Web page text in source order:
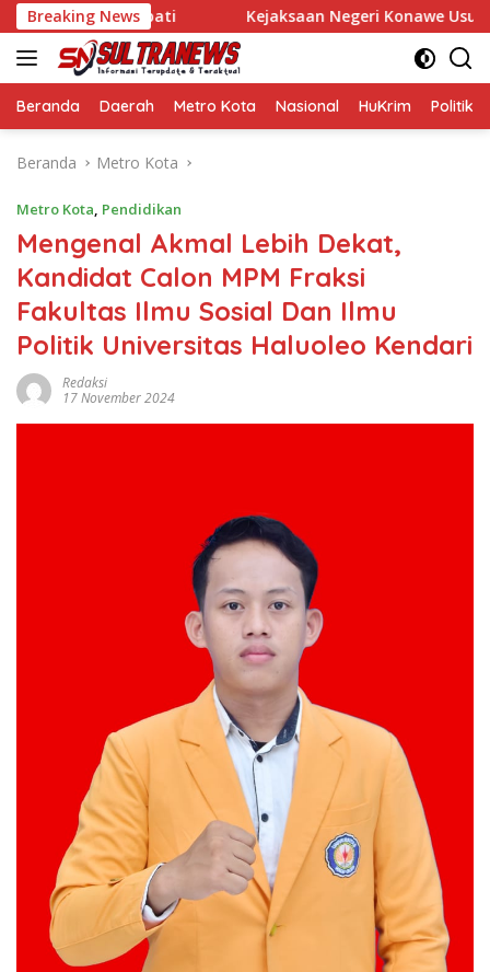
Langsung
ke
konten
Breaking News
Wakil Bupati Kejaksaan Negeri Konawe Usut
Beranda Daerah Metro Kota Nasional HuKrim Politik
Beranda Metro Kota
Metro Kota, Pendidikan
Mengenal Akmal Lebih Dekat,
Kandidat Calon MPM Fraksi
Fakultas Ilmu Sosial Dan Ilmu
Politik Universitas Haluoleo Kendari
Redaksi
17 November 2024